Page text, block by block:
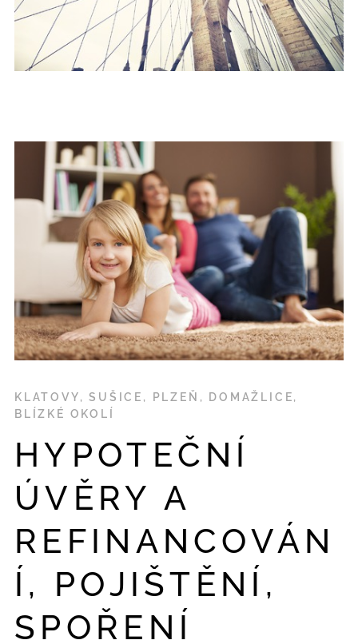
KLATOVY, SUŠICE, PLZEŇ, DOMAŽLICE,
BLÍZKÉ OKOLÍ
HYPOTEČNÍ
ÚVĚRY A
REFINANCOVÁN
Í, POJIŠTĚNÍ,
SPOŘENÍ